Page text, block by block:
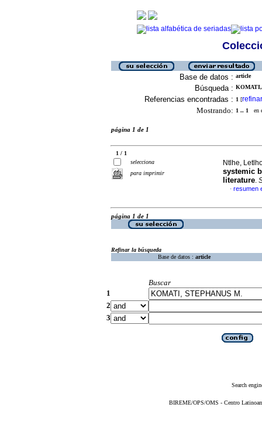
Base de datos : article
Búsqueda :
Referencias encontradas : 1 [refinar
Mostrando: 1 .. 1 en
página 1 de 1
1 / 1
selecciona
para imprimir
Ntlhe,
systemic
literature.
· resumen
página 1 de 1
Refinar la búsqueda
Base de datos : article
Buscar
1
2
3
Search
BIREME/OPS/OMS - Centro